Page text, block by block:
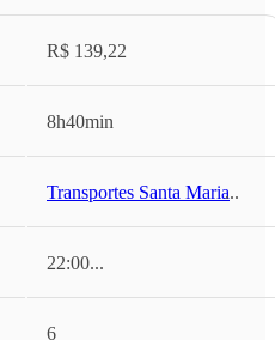
R$ 139,22
8h40min
Transportes Santa Maria...
22:00...
6